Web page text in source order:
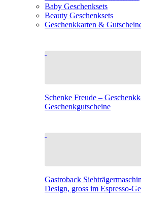
Baby Geschenksets
Beauty Geschenksets
Geschenkkarten &
Schenke Freude –
Geschenkgutscheine
Gastroback
Design, gross im Espresso-